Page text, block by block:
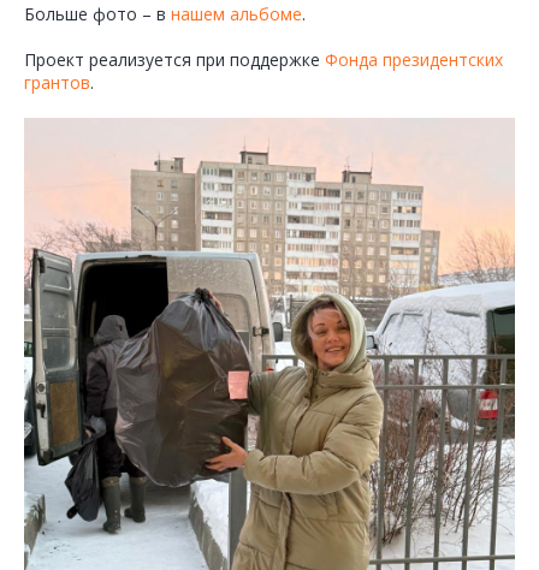
Больше фото – в нашем альбоме.
Проект реализуется при поддержке Фонда президентских
грантов.